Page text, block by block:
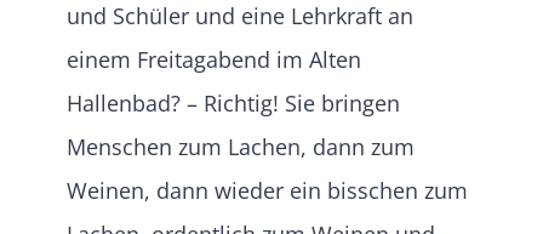
und Schüler und eine Lehrkraft an
einem Freitagabend im Alten
Hallenbad? – Richtig! Sie bringen
Menschen zum Lachen, dann zum
Weinen, dann wieder ein bisschen zum